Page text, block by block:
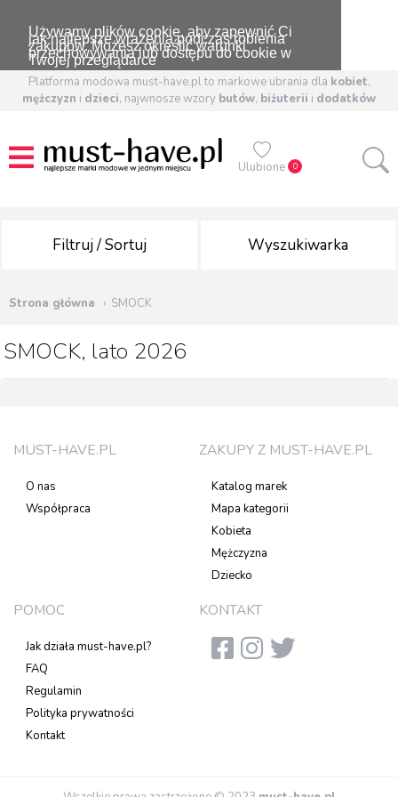
Używamy plików cookie, aby zapewnić Ci
jak najlepsze wrażenia podczas robienia
zakupów. Możesz określić warunki
przechowywania lub dostępu do cookie w
Twojej przeglądarce
Platforma modowa must-have.pl to markowe ubrania dla kobiet,
mężczyzn i dzieci, najwnosze wzory butów, biżuterii i dodatków
Ulubione 0
Filtruj / Sortuj Wyszukiwarka
Strona główna SMOCK
SMOCK, lato 2026
MUST-HAVE.PL
O nas
Współpraca
ZAKUPY Z MUST-HAVE.PL
Katalog marek
Mapa kategorii
Kobieta
Mężczyzna
Dziecko
POMOC
Jak działa must-have.pl?
FAQ
Regulamin
Polityka prywatności
Kontakt
KONTAKT